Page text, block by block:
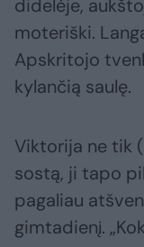
didelėje,
moteriški.
Apskritojo
kylančią saulę.
Viktorija ne tik
sostą, ji tapo
pagaliau
gimtadienį.